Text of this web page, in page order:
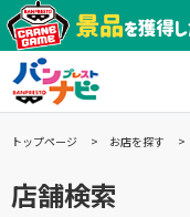
トップページ お店を探す
店舗検索